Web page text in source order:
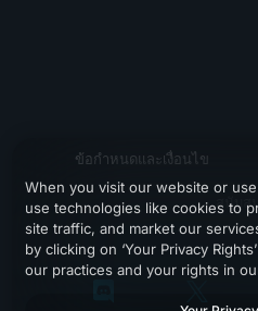
ข้อกำหนดและเงื่อนไข
สนับส
When you visit our website or
use technologies like cookies to
site traffic, and market our
by clicking on ‘Your Privacy
our practices and your rights in